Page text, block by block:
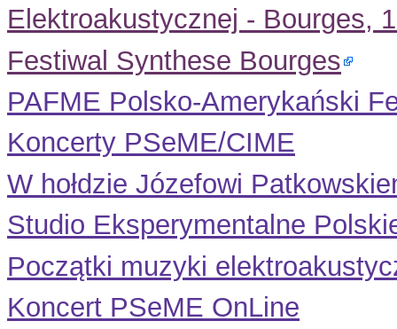
Elektroakustycznej - Bourges,
Festiwal Synthese Bourges
PAFME Polsko-Amerykański
Koncerty PSeME/CIME
W hołdzie Józefowi
Studio Eksperymentalne
Początki muzyki
Koncert PSeME OnLine